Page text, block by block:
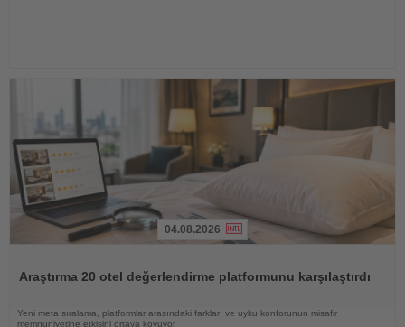
04.08.2026
Araştırma 20 otel değerlendirme platformunu karşılaştırdı
Yeni meta sıralama, platformlar arasındaki farkları ve uyku konforunun misafir
memnuniyetine etkisini ortaya koyuyor